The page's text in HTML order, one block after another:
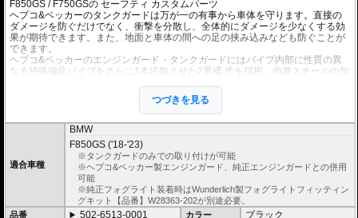
F850GS / F750GSの セーフティ カスタムパーツ
ヘプコ&ベッカーのタンクガードは万が一の有事から車体を守ります。直接の
ダメージを防ぐだけでなく、衝撃を分散し、全体的にダメージを少なくする効
果が期待できます。また、地面と車体の間への足の挟み込みなども防ぐことが
できます。
ヘプコ&ベッカーのエンジンガード・タンクガードにはパイプ内部に性質の異
なる特殊強化パイプをさらに1本追加させた2重構 造を採用。肉厚スチールの加
性に優れた構造です。また多点支持や、パイ プのつなぎ方も差し込みタイプと
のF850GS / F750GSエンジンガード
違いなく実感して頂けるでしょう。
※オプションにエンジンガード/タンクガード バック
つづきを見る
適合車種
BMW
F850GS ('18-'23)
※タンクガードのみでの取り付けが可能
※ヘプコ&ベッカー製エンジンガード、純正エンジンガードとの併用
可能
※純正フォグライト装着時はWunderlich製フォグライトフィッティン
グキット【品番】W28363-202が別途必要。
品番
502-6513-0001 カラー ブラック